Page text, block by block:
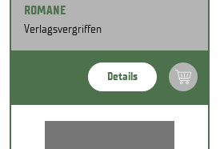
ROMANE
Verlagsvergriffen
Details